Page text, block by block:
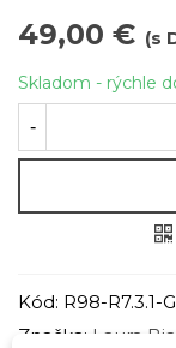
49,00 € (s
Skladom - rýchle
-
Kód: R98-R7.3.1-
Značka: Laura